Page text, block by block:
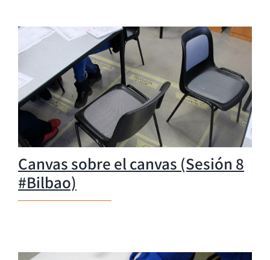
Canvas sobre el canvas (Sesión 8
#Bilbao)